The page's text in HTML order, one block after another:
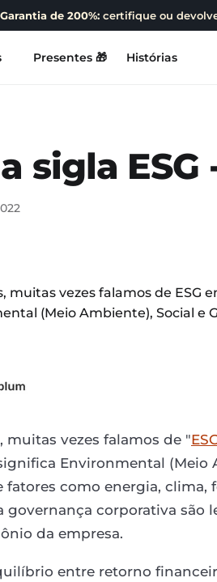
Garantia de 200%: certifique ou
Presentes 🎁 Histórias
sigla
vezes falamos de ESG
(Meio Ambiente), Social e
vezes falamos de "
Environmental (Meio
fatores como energia,
governança corporativa são
da empresa.
entre retorno